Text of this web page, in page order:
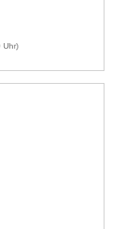
Uhr)